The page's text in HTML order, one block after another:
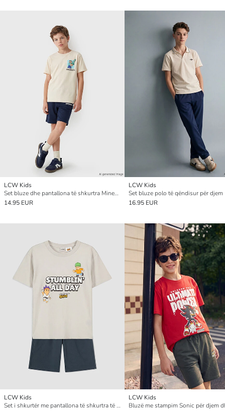
LCW Kids
Set bluze dhe pantallona të shkurtra Minecraft i stampuar për djem
14.95 EUR
LCW Kids
Set bluze polo të qëndisur për djem
16.95 EUR
LCW Kids
Set i shkurtër me pantallona të shkurtra të stampuara Stumble Guys për djem
LCW Kids